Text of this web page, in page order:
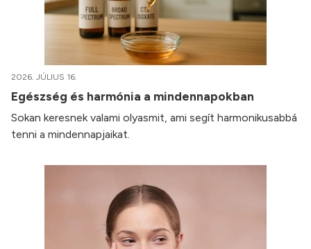
2026. JÚLIUS 16.
Egészség és harmónia a mindennapokban
Sokan keresnek valami olyasmit, ami segít harmonikusabbá
tenni a mindennapjaikat.